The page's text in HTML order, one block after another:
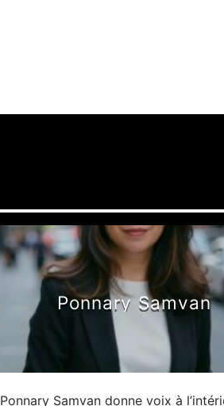
Ponnary Samvan
Ponnary Samvan donne voix à